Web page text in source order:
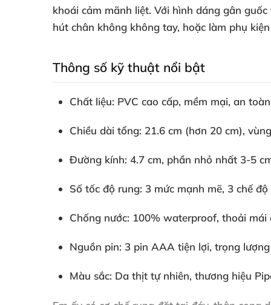
khoái cảm mãnh liệt. Với hình dáng gân guốc
hút chân không không tay, hoặc làm phụ
Thông số kỹ thuật nổi bật
Chất liệu: PVC cao cấp, mềm mại, an
Chiều dài tổng: 21.6 cm (hơn 20 cm),
Đường kính: 4.7 cm, phần nhỏ nhất 3-5
Số tốc độ rung: 3 mức mạnh mẽ, 3 chế
Chống nước: 100% waterproof, thoải mái
Nguồn pin: 3 pin AAA tiện lợi, trọng
Màu sắc: Da thịt tự nhiên, thương hiệu